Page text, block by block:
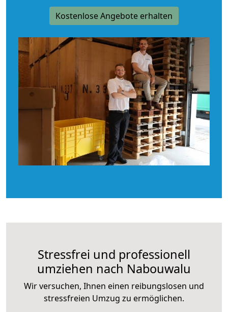
Kostenlose Angebote erhalten
Stressfrei und professionell
umziehen nach Nabouwalu
Wir versuchen, Ihnen einen reibungslosen und
stressfreien Umzug zu ermöglichen.